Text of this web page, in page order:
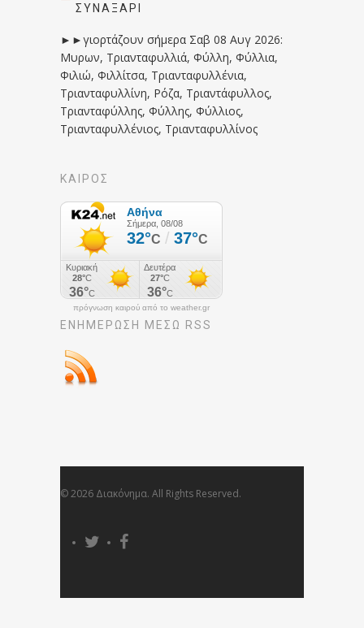
ΣΥΝΑΞΆΡΙ
►►γιορτάζουν σήμερα Σαβ 08 Αυγ 2026:
Μυρων, Τριανταφυλλιά, Φύλλη, Φύλλια,
Φιλιώ, Φιλλίτσα, Τριανταφυλλένια,
Τριανταφυλλίνη, Ρόζα, Τριαντάφυλλος,
Τριανταφύλλης, Φύλλης, Φύλλιος,
Τριανταφυλλένιος, Τριανταφυλλίνος
ΚΑΙΡΟΣ
πρόγνωση καιρού από το weather.gr
ΕΝΗΜΈΡΩΣΉ ΜΕΣΩ RSS
© 2026 Διακόνημα. All Rights Reserved.